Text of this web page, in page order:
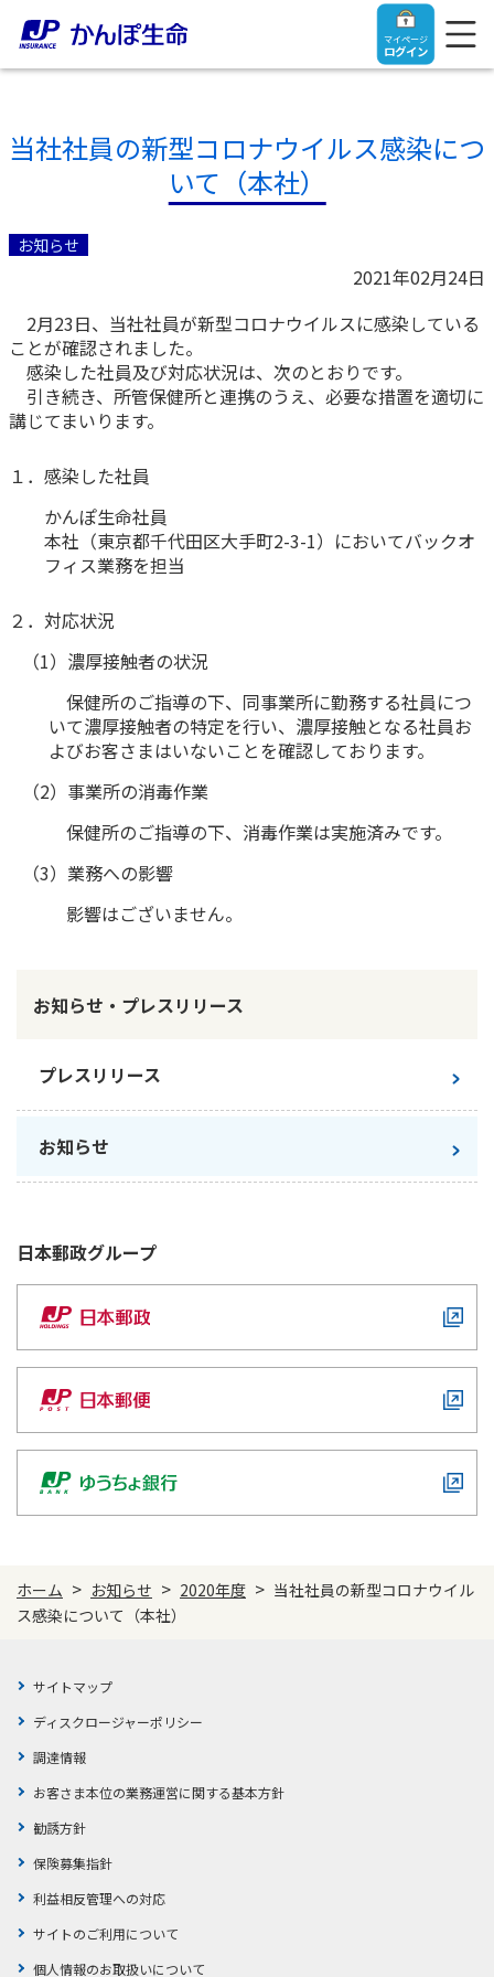
マイページ
ログイン
ご契約者さま
ご契約者さま
マイページログイン
入院保険金・手術保険金のご請求
お手続き一覧
きっかけ・できごとから探す
マイページでできること
新規登録
ログイン
ご契約内容の確認
保険用語集
お問い合わせ
保険をご検討中のお客さま
保険をご検討中のお客さま
終身保険
養老保険
定期保険
長寿支援保険
お見積りシミュレーション
資料請求
保険の探し方のポイント
保険かんたん診断
法人のお客さま
【まずはご相談ください】企業経営でお悩みの方はこ
ちら
法人のお客さま向け商品一覧
お役立ち情報
かんぽ生命の団体取扱い
法人向け資料請求
お役立ち情報
保険
お金
子育て
ライフプラン
健康情報
かんぽアプリ～かんぽの健康と安心を手のひらに～
すこやか健康ラボ
ラジオ体操ポータルサイト
かんぽ生命について
ご挨拶
会社概要
財務情報
株主・投資家のみなさまへ
日本郵政グループとしての取り組み
かんぽブランド
かんぽ生命のサステナビリティ
お客さまの声／お客さまサービス向上の取組み
お問い合わせ
サステナビリティ
株主・投資家のみなさまへ
採用情報
当社社員の新型コロナウイルス感染につ
いて（本社）
お知らせ
2021年02月24日
2月23日、当社社員が新型コロナウイルスに感染している
ことが確認されました。
感染した社員及び対応状況は、次のとおりです。
引き続き、所管保健所と連携のうえ、必要な措置を適切に
講じてまいります。
１．感染した社員
かんぽ生命社員
本社（東京都千代田区大手町2-3-1）においてバックオ
フィス業務を担当
２．対応状況
（1）濃厚接触者の状況
保健所のご指導の下、同事業所に勤務する社員につ
いて濃厚接触者の特定を行い、濃厚接触となる社員お
よびお客さまはいないことを確認しております。
（2）事業所の消毒作業
保健所のご指導の下、消毒作業は実施済みです。
（3）業務への影響
影響はございません。
お知らせ・プレスリリース
プレスリリース
お知らせ
日本郵政グループ
ホーム > お知らせ > 2020年度 > 当社社員の新型コロナウイル
ス感染について（本社）
サイトマップ
ディスクロージャーポリシー
調達情報
お客さま本位の業務運営に関する基本方針
勧誘方針
保険募集指針
利益相反管理への対応
サイトのご利用について
個人情報のお取扱いについて